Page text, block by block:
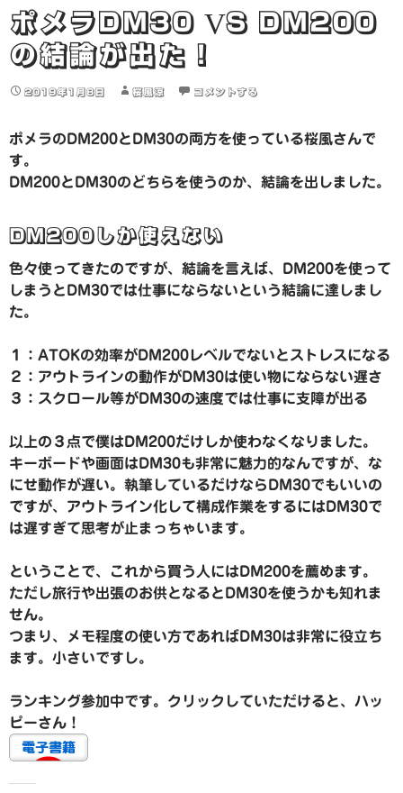
ポメラDM30 VS DM200
の結論が出た！
2019年1月8日 桜風涼 コメントする
ポメラのDM200とDM30の両方を使っている桜風さんで
す。
DM200とDM30のどちらを使うのか、結論を出しました。
DM200しか使えない
色々使ってきたのですが、結論を言えば、DM200を使って
しまうとDM30では仕事にならないという結論に達しまし
た。
１：ATOKの効率がDM200レベルでないとストレスになる
２：アウトラインの動作がDM30は使い物にならない遅さ
３：スクロール等がDM30の速度では仕事に支障が出る
以上の３点で僕はDM200だけしか使わなくなりました。
キーボードや画面はDM30も非常に魅力的なんですが、な
にせ動作が遅い。執筆しているだけならDM30でもいいの
ですが、アウトライン化して構成作業をするにはDM30で
は遅すぎて思考が止まっちゃいます。
ということで、これから買う人にはDM200を薦めます。
ただし旅行や出張のお供となるとDM30を使うかも知れま
せん。
つまり、メモ程度の使い方であればDM30は非常に役立ち
ます。小さいですし。
ランキング参加中です。クリックしていただけると、ハッ
ピーさん！